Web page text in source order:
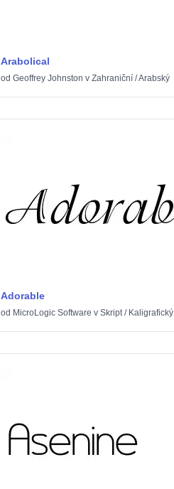
Arabolical
od Geoffrey Johnston v Zahraniční /Arabský
Adorable
od MicroLogic Software v Skript/ Kaligrafický